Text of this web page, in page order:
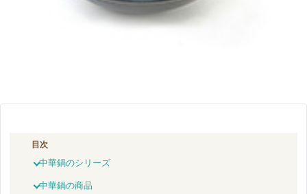
目次
中華鍋のシリーズ
中華鍋の商品